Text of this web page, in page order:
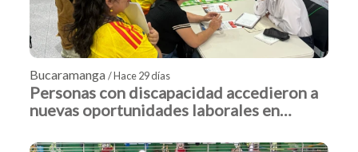
Bucaramanga / Hace 29 días
Personas con discapacidad accedieron a
nuevas oportunidades laborales en